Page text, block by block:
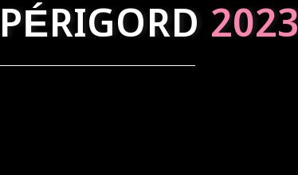
2023